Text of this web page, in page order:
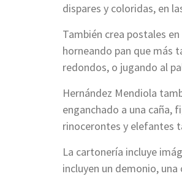
dispares y coloridas, en
También crea postales
horneando pan que más
redondos, o jugando al
Hernández Mendiola
enganchado a una caña,
rinocerontes y elefantes
La cartonería incluye
incluyen un demonio,